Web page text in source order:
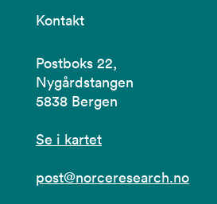
Kontakt
Postboks 22,
Nygårdstangen
5838 Bergen
Se i kartet
post@norceresearch.no